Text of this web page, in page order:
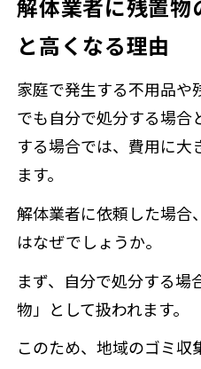
解体業者に残置物
と高くなる理由
家庭で発生する不用品や
でも自分で処分する場合
する場合では、費用に大
ます。
解体業者に依頼した場合
はなぜでしょうか。
まず、自分で処分する場
物」として扱われます。
このため、地域のゴミ収